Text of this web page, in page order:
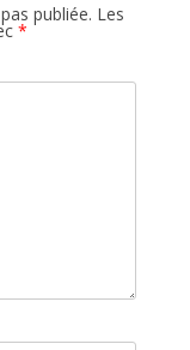
publiée. Les
*